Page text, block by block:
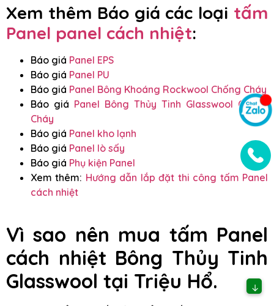
Xem thêm Báo giá các loại tấm
Panel panel cách nhiệt:
Báo giá Panel EPS
Báo giá Panel PU
Báo giá Panel Bông Khoáng Rockwool Chống Cháy
Báo giá Panel Bông Thủy Tinh Glasswool Chống
Cháy
Báo giá Panel kho lạnh
Báo giá Panel lò sấy
Báo giá Phụ kiện Panel
Xem thêm: Hướng dẫn lắp đặt thi công tấm Panel
cách nhiệt
Vì sao nên mua tấm Panel
cách nhiệt Bông Thủy Tinh
Glasswool tại Triệu Hổ.
↓